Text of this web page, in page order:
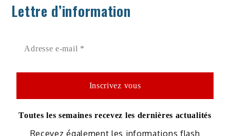
Lettre d’information
Toutes les semaines recevez les dernières actualités
Recevez également les informations flash